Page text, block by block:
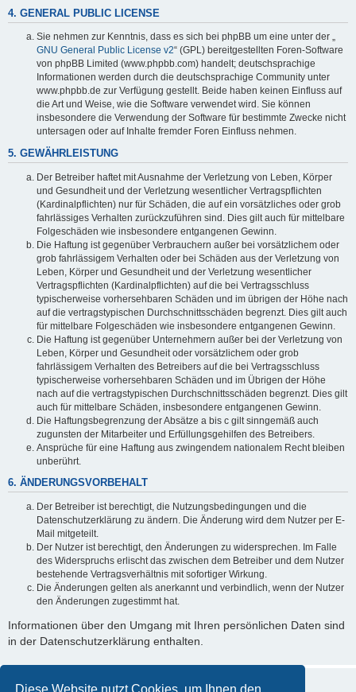
Diese Website nutzt Cookies, um Ihnen den
4. GENERAL PUBLIC LICENSE
Sie nehmen zur Kenntnis, dass es sich bei phpBB um eine unter der „
GNU General Public License v2“ (GPL) bereitgestellten Foren-Software
von phpBB Limited (www.phpbb.com) handelt; deutschsprachige
Informationen werden durch die deutschsprachige Community unter
www.phpbb.de zur Verfügung gestellt. Beide haben keinen Einfluss auf
die Art und Weise, wie die Software verwendet wird. Sie können
insbesondere die Verwendung der Software für bestimmte Zwecke nicht
untersagen oder auf Inhalte fremder Foren Einfluss nehmen.
5. GEWÄHRLEISTUNG
Der Betreiber haftet mit Ausnahme der Verletzung von Leben, Körper
und Gesundheit und der Verletzung wesentlicher Vertragspflichten
(Kardinalpflichten) nur für Schäden, die auf ein vorsätzliches oder grob
fahrlässiges Verhalten zurückzuführen sind. Dies gilt auch für mittelbare
Folgeschäden wie insbesondere entgangenen Gewinn.
Die Haftung ist gegenüber Verbrauchern außer bei vorsätzlichem oder
grob fahrlässigem Verhalten oder bei Schäden aus der Verletzung von
Leben, Körper und Gesundheit und der Verletzung wesentlicher
Vertragspflichten (Kardinalpflichten) auf die bei Vertragsschluss
typischerweise vorhersehbaren Schäden und im übrigen der Höhe nach
auf die vertragstypischen Durchschnittsschäden begrenzt. Dies gilt auch
für mittelbare Folgeschäden wie insbesondere entgangenen Gewinn.
Die Haftung ist gegenüber Unternehmern außer bei der Verletzung von
Leben, Körper und Gesundheit oder vorsätzlichem oder grob
fahrlässigem Verhalten des Betreibers auf die bei Vertragsschluss
typischerweise vorhersehbaren Schäden und im Übrigen der Höhe
nach auf die vertragstypischen Durchschnittsschäden begrenzt. Dies gilt
auch für mittelbare Schäden, insbesondere entgangenen Gewinn.
Die Haftungsbegrenzung der Absätze a bis c gilt sinngemäß auch
zugunsten der Mitarbeiter und Erfüllungsgehilfen des Betreibers.
Ansprüche für eine Haftung aus zwingendem nationalem Recht bleiben
unberührt.
6. ÄNDERUNGSVORBEHALT
Der Betreiber ist berechtigt, die Nutzungsbedingungen und die
Datenschutzerklärung zu ändern. Die Änderung wird dem Nutzer per E-
Mail mitgeteilt.
Der Nutzer ist berechtigt, den Änderungen zu widersprechen. Im Falle
des Widerspruchs erlischt das zwischen dem Betreiber und dem Nutzer
bestehende Vertragsverhältnis mit sofortiger Wirkung.
Die Änderungen gelten als anerkannt und verbindlich, wenn der Nutzer
den Änderungen zugestimmt hat.
Informationen über den Umgang mit Ihren persönlichen Daten sind
in der Datenschutzerklärung enthalten.